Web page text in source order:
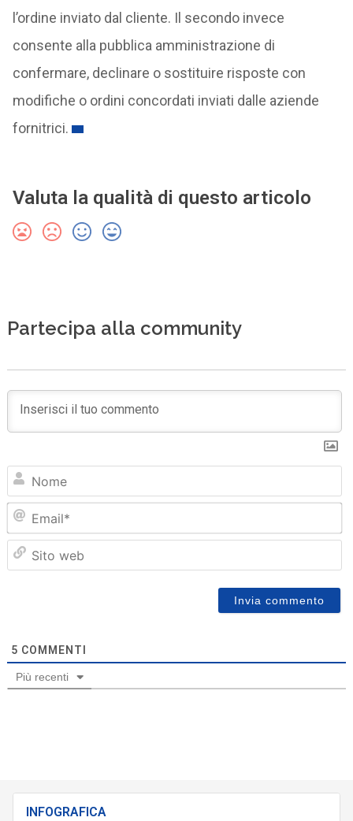
l’ordine inviato dal cliente. Il secondo invece
consente alla pubblica amministrazione di
confermare, declinare o sostituire risposte con
modifiche o ordini concordati inviati dalle aziende
fornitrici.
Valuta la qualità di questo articolo
Partecipa alla community
5 COMMENTI
Più recenti
INFOGRAFICA